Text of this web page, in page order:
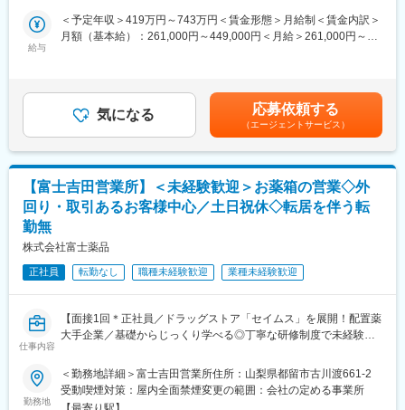
をお任せします。
す。その一つが約20年前から導入され、進化を続けている調剤シ
ステム「SPITS」。
■処方箋受付から一連の調剤業務を連動させ、業務効率化を図るほ
か、調剤過誤防止機能を高め、患者様と働くスタッフを守ってい
ます。
《業界トップクラスの認定薬局数と盤石化を図る組織体制》
医療機関連携薬局も取得しています。
■本社から業界動向などの情報が常に発信されており、患者様や医
療機関と信頼関係を築きやすい体制があるのも、 認定薬局が増え
【豊富なキャリアパス】
の能力によりますが、2～3年でキャリアアップが可能です。ま
た、管理薬剤師になると月2.5万円の昇給が行われます。
■ご希望によっては、薬剤師専任・マネジメントとしてのキャリア
給与
＜予定年収＞419万円～743万円＜賃金形態＞月給制＜賃金内訳＞
月額（基本給）：261,000円～449,000円＜月給＞261,000円～
性があります。月給(月額)は固定手当を含めた表記です。
気になる 応募依頼する
（エージェントサービス）
【富士吉田営業所】＜未経験歓迎＞お薬箱の営業◇外
回り・取引あるお客様中心／土日祝休◇転居を伴う転
勤無
株式会社富士薬品
正社員 転勤なし 職種未経験歓迎 業種未経験歓迎
仕事内容
【面接1回＊正社員／ドラッグストア「セイムス」を展開！配置薬
大手企業／基礎からじっくり学べる◎丁寧な研修制度で未経験の
■職務内容：
担当エリアのお客様（個人宅や企業）へ訪問し、配置薬（お薬
勤務地
＜勤務地詳細＞富士吉田営業所住所：山梨県都留市古川渡661-2
受動喫煙対策：屋内全面禁煙変更の範囲：会社の定める事業所